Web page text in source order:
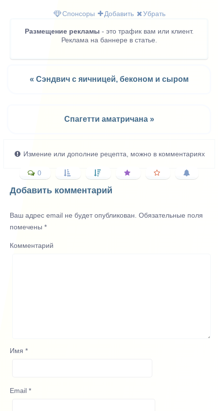
Спонсоры
Добавить Убрать
Размещение рекламы - это трафик вам или клиент.
Реклама на баннере в статье.
« Сэндвич с яичницей, беконом и сыром
Спагетти аматричана »
Измение или дополние рецепта, можно в комментариях
0
Добавить комментарий
Ваш адрес email не будет опубликован. Обязательные поля
помечены *
Комментарий
Имя *
Email *